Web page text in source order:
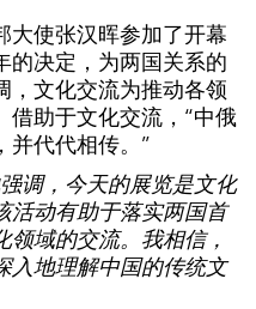
大使张汉晖参加了开幕
的决定，为两国关系的
，文化交流为推动各领
借助于文化交流，“中俄
并代代相传。”
调，今天的展览是文化
活动有助于落实两国首
域的交流。我相信，
入地理解中国的传统文